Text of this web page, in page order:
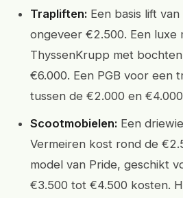
Trapliften: Een basis lift
ongeveer €2.500. Een luxe
ThyssenKrupp met
€6.000. Een PGB voor een
tussen de €2.000 en
Scootmobielen: Een
Vermeiren kost rond de
model van Pride, geschikt
€3.500 tot €4.500 kosten.